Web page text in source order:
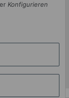
Konfigurieren